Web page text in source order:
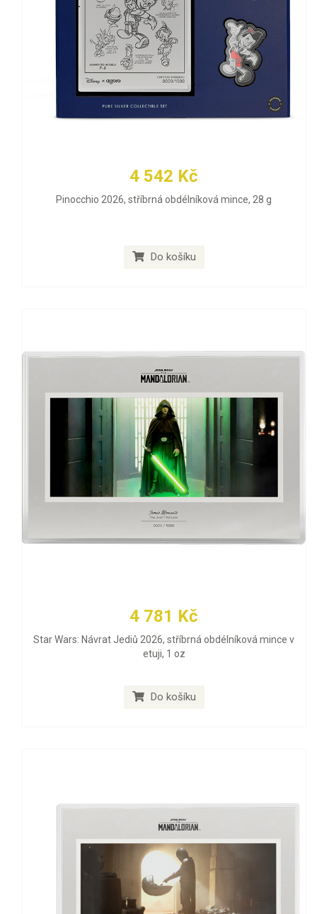
4 542 Kč
Pinocchio 2026, stříbrná obdélníková mince, 28 g
Do košíku
4 781 Kč
Star Wars: Návrat Jediů 2026, stříbrná obdélníková mince v
etuji, 1 oz
Do košíku